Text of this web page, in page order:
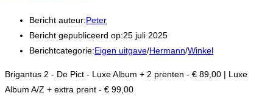
Bericht auteur:Peter
Bericht gepubliceerd op:25 juli 2025
Berichtcategorie:Eigen uitgave/Hermann/Winkel
Brigantus 2 - De Pict - Luxe Album + 2 prenten - € 89,00 | Luxe
Album A/Z + extra prent - € 99,00